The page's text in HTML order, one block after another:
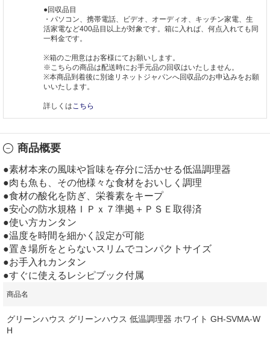
●回収品目
・パソコン、携帯電話、ビデオ、オーディオ、キッチン家電、生
活家電など400品目以上が対象です。箱に入れば、何点入れても同
一料金です。
※箱のご用意はお客様にてお願いします。
※こちらの商品は配送時にお手元品の回収はいたしません。
※本商品到着後に別途リネットジャパンへ回収品のお申込みをお願
いいたします。
詳しくはこちら
商品概要
●素材本来の風味や旨味を存分に活かせる低温調理器
●肉も魚も、その他様々な食材をおいしく調理
●食材の酸化を防ぎ、栄養素をキープ
●安心の防水規格ＩＰｘ７準拠＋ＰＳＥ取得済
●使い方カンタン
●温度を時間を細かく設定が可能
●置き場所をとらないスリムでコンパクトサイズ
●お手入れカンタン
●すぐに使えるレシピブック付属
商品名
グリーンハウス グリーンハウス 低温調理器 ホワイト GH-SVMA-W
H